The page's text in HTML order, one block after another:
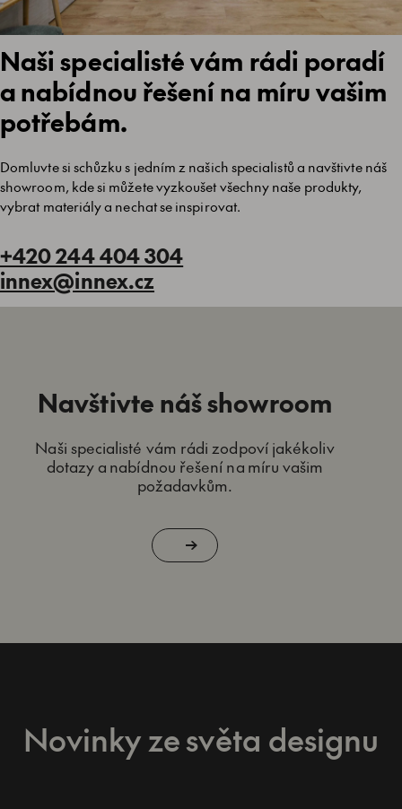
Naši specialisté vám rádi poradí
a nabídnou řešení na míru vašim
potřebám.
Domluvte si schůzku s jedním z našich specialistů a navštivte náš
showroom, kde si můžete vyzkoušet všechny naše produkty,
vybrat materiály a nechat se inspirovat.
+420 244 404 304
innex@innex.cz
Navštivte náš showroom
Naši specialisté vám rádi zodpoví jakékoliv
dotazy a nabídnou řešení na míru vašim
požadavkům.
Novinky ze světa designu